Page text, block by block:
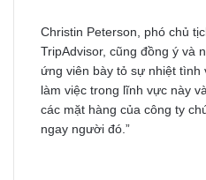
Christin Peterson, phó chủ
TripAdvisor, cũng đồng ý và
ứng viên bày tỏ sự nhiệt
làm việc trong lĩnh vực này
các mặt hàng của công ty
ngay người đó.”